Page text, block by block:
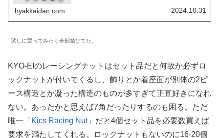
hyakkaidan.com 2024.10.31
試しに買ってみたら全部錆びてた。
KYO-EIのレーシングナットはセット品だと何故か必ずロ
ックナットが付いてくるし、飾りとか着座面が別体の2ピ
ース構造とか凝った構造のものが多すぎて正直好きになれ
ない。あったかと思えば7角だったりするのも困る。ただ
唯一「 Kics Racing Nut」だと4個セット品を必要数買えば
要求を満たしてくれる。ロックナットもないのに16-20個